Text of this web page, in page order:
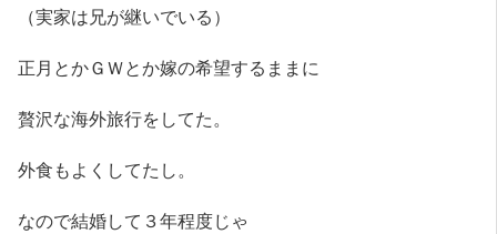
（実家は兄が継いでいる）
正月とかＧＷとか嫁の希望するままに
贅沢な海外旅行をしてた。
外食もよくしてたし。
なので結婚して３年程度じゃ